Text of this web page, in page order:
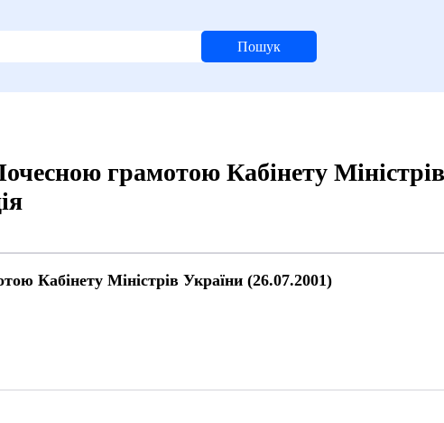
Пошук
грамотою Кабінету
Кабінету Міністрів України (26.07.2001)